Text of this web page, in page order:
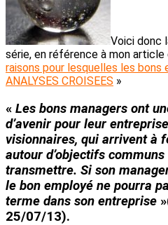
Voici donc
série, en référence à mon article
raisons pour lesquelles les bons
ANALYSES CROISEES »
« Les bons managers ont
d’avenir pour leur
visionnaires, qui arrivent à
autour d’objectifs communs
transmettre. Si son
le bon employé ne pourra
terme dans son entreprise
25/07/13).